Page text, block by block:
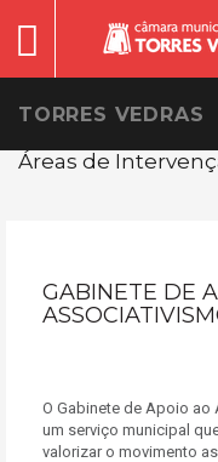
TORRES VEDRAS
Áreas de
GABINETE DE
O Gabinete de Apoio ao
um serviço municipal
valorizar o movimento